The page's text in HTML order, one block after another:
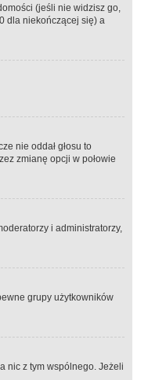
(jeśli nie widzisz go,
dla niekończącej się) a
nie oddał głosu to
zmianę opcji w połowie
i administratorzy,
grupy użytkowników
nic z tym wspólnego. Jeżeli